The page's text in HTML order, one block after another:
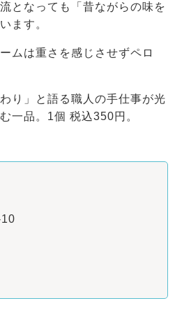
となっても「昔ながらの味を
ます。
ムは重さを感じさせずペロ
り」と語る職人の手仕事が光
一品。1個 税込350円。